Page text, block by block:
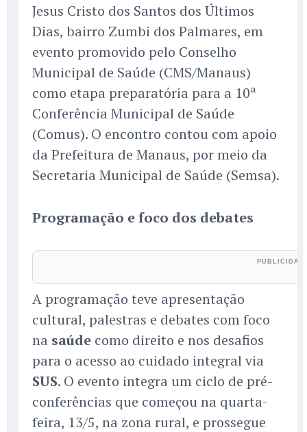
Jesus Cristo dos Santos dos Últimos
Dias, bairro Zumbi dos Palmares, em
evento promovido pelo Conselho
Municipal de Saúde (CMS/Manaus)
como etapa preparatória para a 10ª
Conferência Municipal de Saúde
(Comus). O encontro contou com apoio
da Prefeitura de Manaus, por meio da
Secretaria Municipal de Saúde (Semsa).
Programação e foco dos debates
A programação teve apresentação
cultural, palestras e debates com foco
na saúde como direito e nos desafios
para o acesso ao cuidado integral via
SUS. O evento integra um ciclo de pré-
conferências que começou na quarta-
feira, 13/5, na zona rural, e prossegue